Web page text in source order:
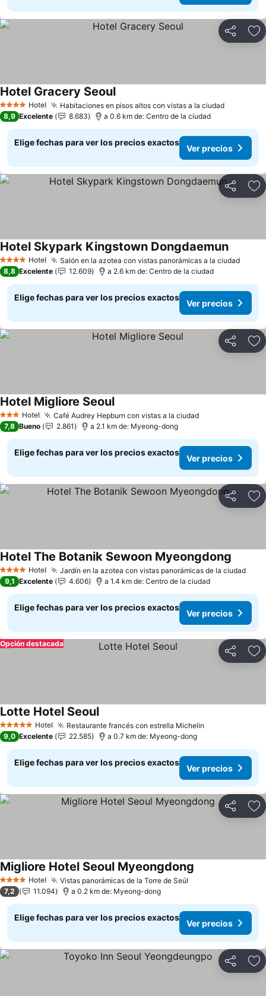
Compartir
4 EstrellasHotel Habitaciones en pisos altos con vistas a la ciudad
Hotel Gracery Seoul
8,9 Excelente 8.683 a 0.6 km de: Centro de la ciudad
Elige fechas para ver los precios exactos
Ver precios
Compartir
4 EstrellasHotel Salón en la azotea con vistas panorámicas a la ciudad
Hotel Skypark Kingstown Dongdaemun
8,8 Excelente 12.609 a 2.6 km de: Centro de la ciudad
Elige fechas para ver los precios exactos
Ver precios
Compartir
3 Estrellas
Hotel Café Audrey Hepburn con vistas a la ciudad
Hotel Migliore Seoul
7,8 Bueno 2.861 a 2.1 km de: Myeong-dong
Elige fechas para ver los precios exactos
Ver precios
Compartir
4 EstrellasHotel Jardín en la azotea con vistas panorámicas de la ciudad
Hotel The Botanik Sewoon Myeongdong
9,1 Excelente 4.606 a 1.4 km de: Centro de la ciudad
Elige fechas para ver los precios exactos
Ver precios
Compartir
Opción destacada
5 Estrellas Hotel Restaurante francés con estrella Michelin
Lotte Hotel Seoul
9,0 Excelente 22.585 a 0.7 km de: Myeong-dong
Elige fechas para ver los precios exactos
Ver precios
Compartir
4 EstrellasHotel Vistas panorámicas de la Torre de Seúl
Migliore Hotel Seoul Myeongdong
7,2 11.094 a 0.2 km de: Myeong-dong
Elige fechas para ver los precios exactos
Ver precios
Compartir